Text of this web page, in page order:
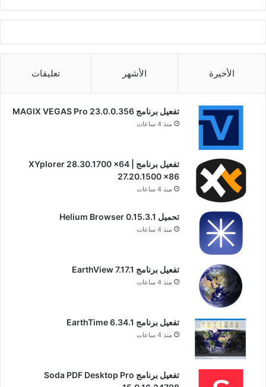
الأخيرة الأشهر تعليقات
تفعيل برنامج MAGIX VEGAS Pro 23.0.0.356
منذ 4 ساعات
تفعيل برنامج XYplorer 28.30.1700 x64 |
27.20.1500 x86
منذ 4 ساعات
تحميل Helium Browser 0.15.3.1
منذ 4 ساعات
تفعيل برنامج EarthView 7.17.1
منذ 4 ساعات
تفعيل برنامج EarthTime 6.34.1
منذ 4 ساعات
تفعيل برنامج Soda PDF Desktop Pro